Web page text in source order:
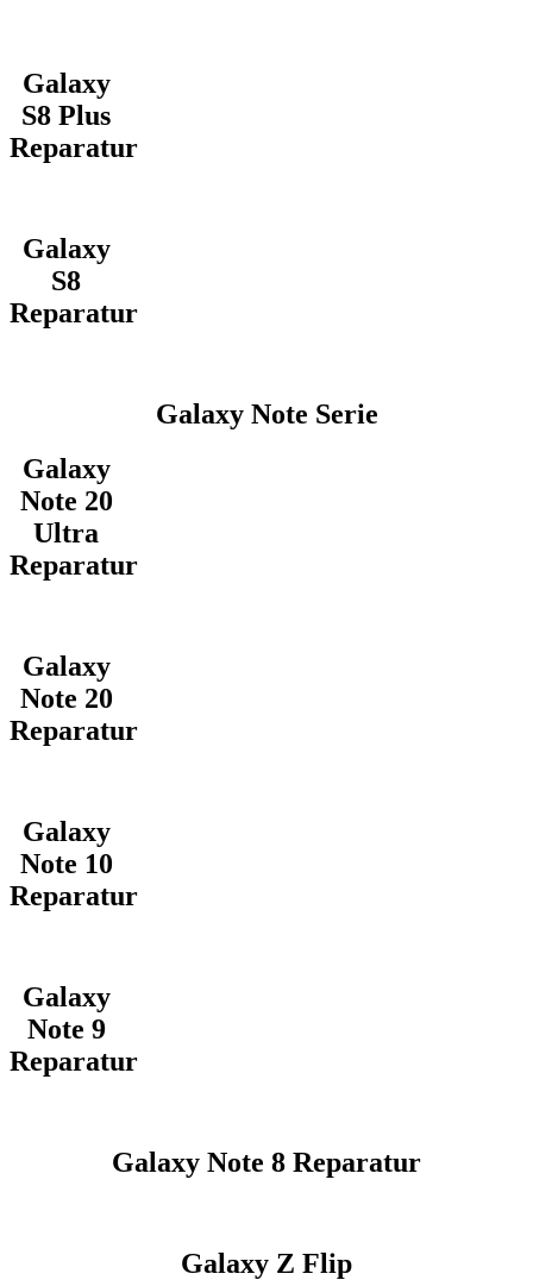
Galaxy
S8 Plus
Reparatur
Galaxy
S8
Reparatur
Galaxy Note Serie
Galaxy
Note 20
Ultra
Reparatur
Galaxy
Note 20
Reparatur
Galaxy
Note 10
Reparatur
Galaxy
Note 9
Reparatur
Galaxy Note 8 Reparatur
Galaxy Z Flip